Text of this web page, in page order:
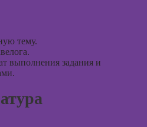
тему.
выполнения задания и